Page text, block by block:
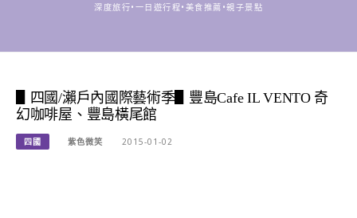
深度旅行•一日遊行程•美食推薦•親子景點
▋四國/瀨戶內國際藝術季▋豐島Cafe IL VENTO 奇
幻咖啡屋、豐島橫尾館
四國 紫色微笑 2015-01-02